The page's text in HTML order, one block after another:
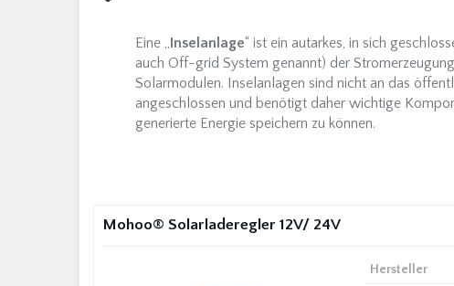
Eine „Inselanlage“ ist ein autarkes, in sich
auch Off-grid System genannt) der
Solarmodulen. Inselanlagen sind nicht an das
angeschlossen und benötigt daher wichtige
generierte Energie speichern zu können.
Mohoo® Solarladeregler 12V/ 24V
Hersteller